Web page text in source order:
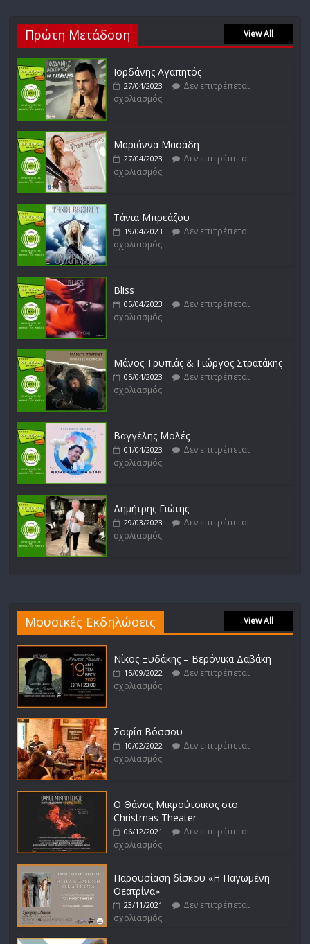
27/01/2023
σχολιασμός
Απόστολος Ρίζος
σχολιασμός
σχολιασμός
Πρώτη Μετάδοση View All
Ιορδάνης Αγαπητός
27/04/2023
Δεν επιτρέπεται
σχολιασμός
Μαριάννα Μασάδη
27/04/2023
Δεν επιτρέπεται
σχολιασμός
Τάνια Μπρεάζου
19/04/2023
Δεν επιτρέπεται
σχολιασμός
Bliss
05/04/2023
Δεν επιτρέπεται
σχολιασμός
Μάνος Τρυπιάς & Γιώργος Στρατάκης
05/04/2023
Δεν επιτρέπεται
σχολιασμός
Βαγγέλης Μολές
01/04/2023
Δεν επιτρέπεται
σχολιασμός
Δημήτρης Γιώτης
29/03/2023
Δεν επιτρέπεται
σχολιασμός
Μουσικές Εκδηλώσεις View All
Νίκος Ξυδάκης – Βερόνικα Δαβάκη
15/09/2022
Δεν επιτρέπεται
σχολιασμός
Σοφία Βόσσου
10/02/2022
Δεν επιτρέπεται
σχολιασμός
Ο Θάνος Μικρούτσικος στο
Christmas Theater
06/12/2021
Δεν επιτρέπεται
σχολιασμός
Παρουσίαση δίσκου «Η Παγωμένη
Θεατρίνα»
23/11/2021
Δεν επιτρέπεται
σχολιασμός